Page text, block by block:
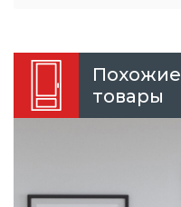
Похожие
товары